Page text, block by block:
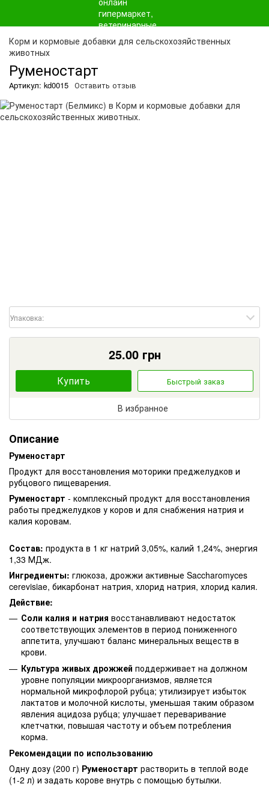
Корм и кормовые добавки для сельскохозяйственных
животных
Руменостарт
Артикул: kd0015 Оставить отзыв
Упаковка:
25.00грн
Купить Быстрый заказ
В избранное
Описание
Руменостарт
Продукт для восстановления моторики преджелудков и
рубцового пищеварения.
Руменостарт - комплексный продукт для восстановления
работы преджелудков у коров и для снабжения натрия и
калия коровам.
Состав: продукта в 1 кг натрий 3,05%, калий 1,24%, энергия
1,33 МДж.
Ингредиенты: глюкоза, дрожжи активные Saccharomyces
cerevisiae, бикарбонат натрия, хлорид натрия, хлорид калия.
Действие:
Соли калия и натрия восстанавливают недостаток
соответствующих элементов в период пониженного
аппетита, улучшают баланс минеральных веществ в
крови.
Культура живых дрожжей поддерживает на должном
уровне популяции микроорганизмов, является
нормальной микрофлорой рубца; утилизирует избыток
лактатов и молочной кислоты, уменьшая таким образом
явления ацидоза рубца; улучшает переваривание
клетчатки, повышая частоту и объем потребления
корма.
Рекомендации по использованию
Одну дозу (200 г) Руменостарт растворить в теплой воде
(1-2 л) и задать корове внутрь с помощью бутылки.